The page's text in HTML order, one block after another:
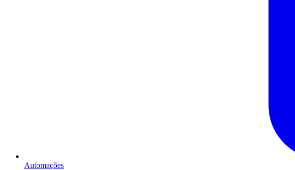
Automações